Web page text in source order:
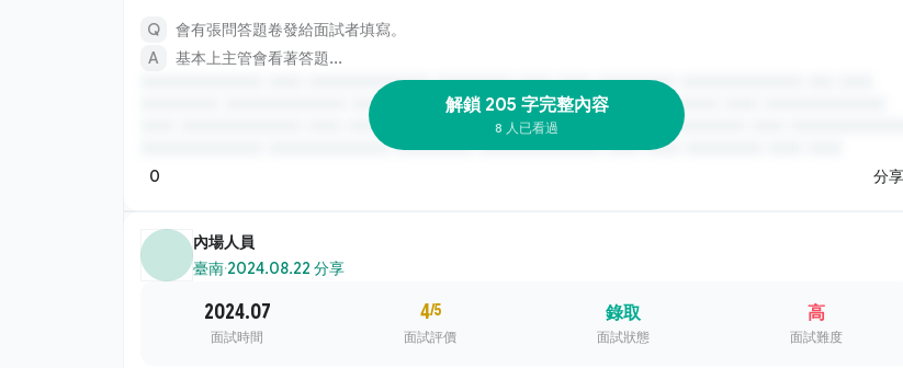
會有張問答題卷發給面試者填寫。
基本上主管會看著答題...
解鎖 205 字完整內容
8 人已看過
0 分享
內場人員
臺南·2024.08.22 分享
2024.07
面試時間
4/5
面試評價
錄取
面試狀態
高
面試難度